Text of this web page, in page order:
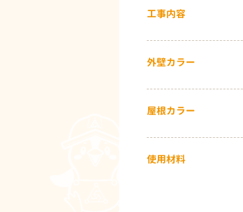
工事内容
外壁カラー
屋根カラー
使用材料